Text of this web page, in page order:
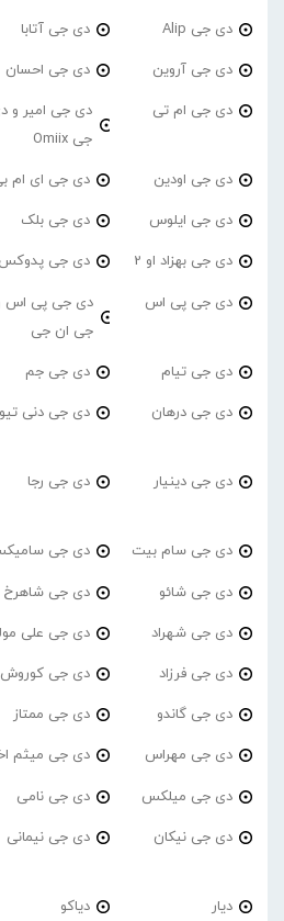
دی جی Alip دی جی آتابا
دی جی آروین دی جی احسان
دی جی ام تی
دی جی امیر و
جی Omiix
دی جی اودین دی جی ای ام
دی جی ایلوس دی جی بلک
دی جی بهزاد او 2 دی جی پدوکس
دی جی پی اس
دی جی پی اس
جی ان جی
دی جی تیام دی جی جم
دی جی درهان دی جی دنی
دی جی دینیار دی جی رجا
دی جی سام بیت دی جی
دی جی شائو دی جی شاهرخ
دی جی شهراد دی جی علی
دی جی فرزاد دی جی کوروش
دی جی گاندو دی جی ممتاز
دی جی مهراس دی جی میثم
دی جی میلکس دی جی نامی
دی جی نیکان دی جی نیمانی
دیار دیاکو